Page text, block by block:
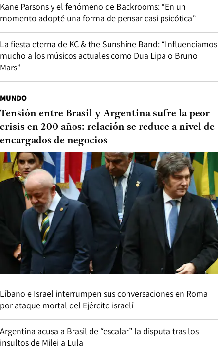
Kane Parsons y el fenómeno de Backrooms: “En un
momento adopté una forma de pensar casi psicótica”
La fiesta eterna de KC & the Sunshine Band: “Influenciamos
mucho a los músicos actuales como Dua Lipa o Bruno
Mars”
MUNDO
Tensión entre Brasil y Argentina sufre la peor
crisis en 200 años: relación se reduce a nivel de
encargados de negocios
Líbano e Israel interrumpen sus conversaciones en Roma
por ataque mortal del Ejército israelí
Argentina acusa a Brasil de “escalar” la disputa tras los
insultos de Milei a Lula